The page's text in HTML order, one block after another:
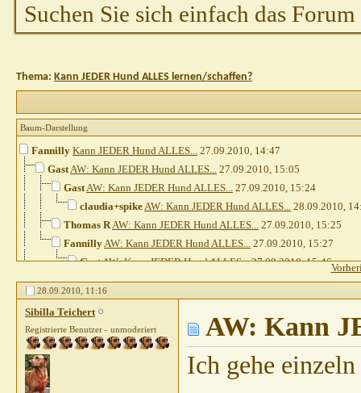
Suchen Sie sich einfach das
Thema: Kann JEDER Hund ALLES lernen/schaffen?
Baum-Darstellung
Fannilly Kann JEDER Hund ALLES... 27.09.2010, 14:47
GastAW: Kann JEDER Hund ALLES... 27.09.2010, 15:05
GastAW: Kann JEDER Hund ALLES... 27.09.2010, 15:24
claudia+spikeAW: Kann JEDER Hund ALLES... 28.09.2010,
Thomas RAW: Kann JEDER Hund ALLES... 27.09.2010, 15:25
FannillyAW: Kann JEDER Hund ALLES... 27.09.2010, 15:27
GastAW: Kann JEDER Hund ALLES...27.09.2010,15:46
katja0111AW: Kann JEDER Hund ALLES...27.09.2010,
GastAW: Kann JEDER Hund ALLES...27.09.2010,
AW: Kann JEDER Hund ALLES...
GastAW: Kann JEDER Hund ALLES...
AW: Kann JEDER Hund ALLES...
Thomas R AW: Kann JEDER Hund
28.09.2010, 11:16
Sibilla Teichert
Registrierte Benutzer - unmoderiert AW: Kann
Ich gehe